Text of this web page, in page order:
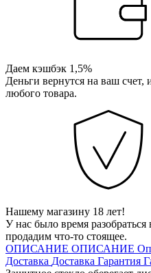
Даем кэшбэк 1,5%
Деньги вернутся на ваш
любого товара.
Нашему магазину 18 лет!
У нас было время разобраться
продадим что-то стоящее.
ОПИСАНИЕ ОПИСАНИЕ
Доставка Доставка Гарантия